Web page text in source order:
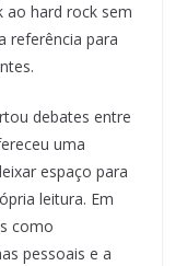
ao hard rock sem
referência para
debates entre
uma
espaço para
leitura. Em
como
pessoais e a